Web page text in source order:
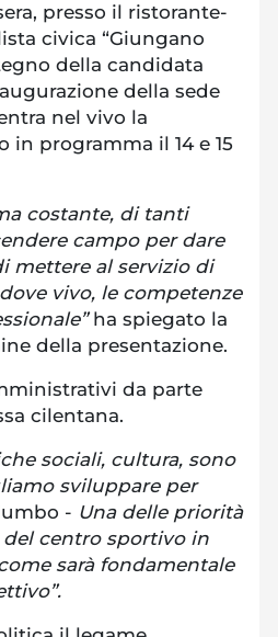
presso il ristorante-
civica “Giungano
della candidata
della sede
nel vivo la
programma il 14 e 15
costante, di tanti
campo per dare
mettere al servizio di
vivo, le competenze
ha spiegato la
della presentazione.
da parte
cilentana.
sociali, cultura, sono
sviluppare per
- Una delle priorità
centro sportivo in
sarà fondamentale